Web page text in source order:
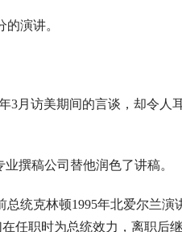
演讲。
3月访美期间的言谈，却令人
撰稿公司替他润色了讲稿。
统克林顿1995年北爱尔兰演
任职时为总统效力，离职后